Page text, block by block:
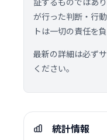
が行った判断・行
トは一切の責任を
最新の詳細は必ず
ください。
統計情報